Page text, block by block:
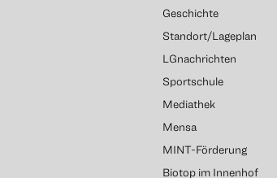
Geschichte
Standort/Lageplan
LGnachrichten
Sportschule
Mediathek
Mensa
MINT-Förderung
Biotop im Innenhof